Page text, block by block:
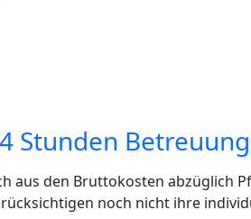
Stunden
aus den Bruttokosten abzüglich
noch nicht ihre